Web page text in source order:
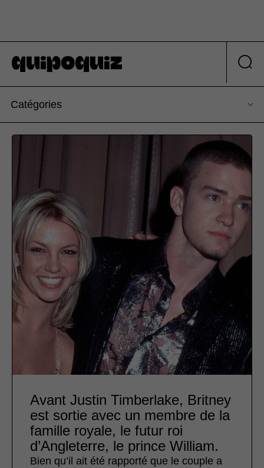
Catégories
Avant Justin Timberlake, Britney
est sortie avec un membre de la
famille royale, le futur roi
d’Angleterre, le prince William.
Bien qu’il ait été rapporté que le couple a